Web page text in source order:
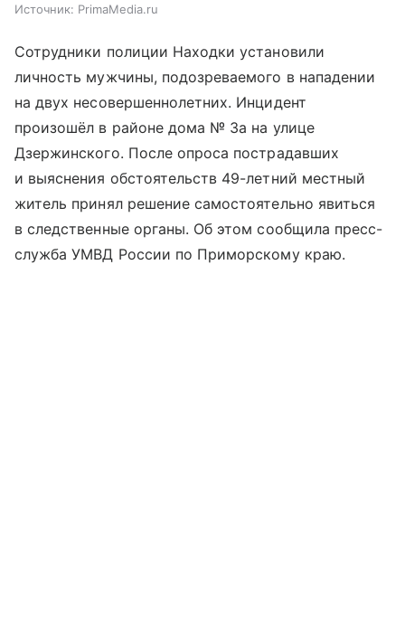
Источник: PrimaMedia.ru
Сотрудники полиции Находки установили
личность мужчины, подозреваемого в нападении
на двух несовершеннолетних. Инцидент
произошёл в районе дома № 3а на улице
Дзержинского. После опроса пострадавших
и выяснения обстоятельств 49-летний местный
житель принял решение самостоятельно явиться
в следственные органы. Об этом сообщила пресс-
служба УМВД России по Приморскому краю.